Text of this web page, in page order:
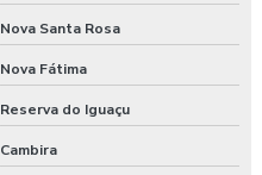
Nova Santa Rosa
Nova Fátima
Reserva do Iguaçu
Cambira